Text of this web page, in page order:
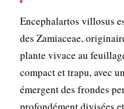
Encephalartos villosus
des Zamiaceae,
plante vivace au
compact et trapu, avec
émergent des frondes